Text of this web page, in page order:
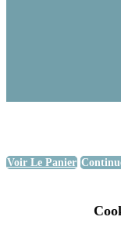
Voir Le Panier